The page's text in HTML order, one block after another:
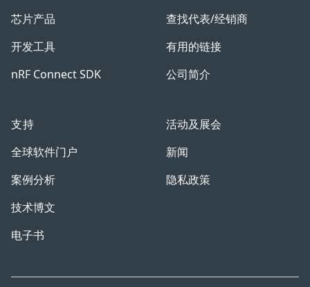
芯片产品
开发工具
nRF Connect SDK
支持
全球软件门户
案例分析
技术博文
电子书
查找代表/经销商
有用的链接
公司简介
活动及展会
新闻
隐私政策